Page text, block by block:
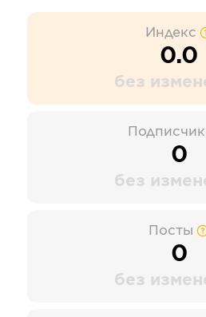
Индекс
0.0
без
0
без
Посты
0
без